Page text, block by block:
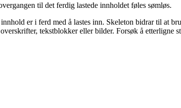
til det ferdig lastede innholdet føles sømløs.
er i ferd med å lastes inn. Skeleton bidrar til at
tekstblokker eller bilder. Forsøk å